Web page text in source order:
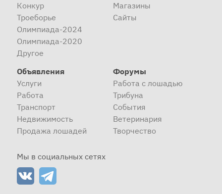
Конкур
Троеборье
Олимпиада-2024
Олимпиада-2020
Другое
Магазины
Сайты
Объявления
Услуги
Работа
Транспорт
Недвижимость
Продажа лошадей
Форумы
Работа с лошадью
Трибуна
События
Ветеринария
Творчество
Мы в социальных сетях